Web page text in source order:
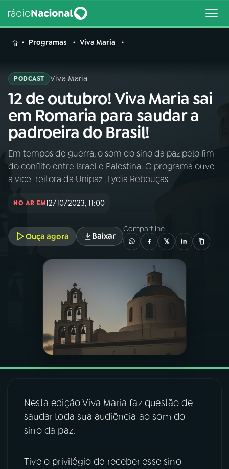
MENU
Buscar
na
Rádio
Nacional
Buscar
AO VIVO
PROGRAMAS
PODCASTS
VIDEOCASTS
08 FESTIVAL DE MÚSICA
Programas Viva Maria
PODCAST Viva Maria
12 de outubro! Viva Maria sai
em Romaria para saudar a
padroeira do Brasil!
Em tempos de guerra, o som do sino da paz pelo fim
do conflito entre Israel e Palestina. O programa ouve
a vice-reitora da Unipaz , Lydia Rebouças
NO AR EM12/10/2023, 11:00
Ouça agora Baixar
Compartilhe
Nesta edição Viva Maria faz questão de
saudar toda sua audiência ao som do
sino da paz.
Tive o privilégio de receber esse sino